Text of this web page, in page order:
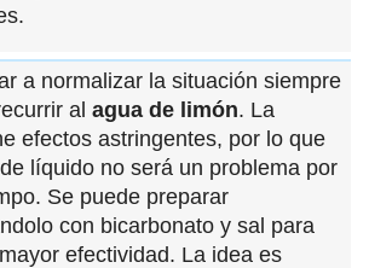
a normalizar la situación siempre
al agua de limón. La
efectos astringentes, por lo que
líquido no será un problema por
Se puede preparar
con bicarbonato y sal para
efectividad. La idea es